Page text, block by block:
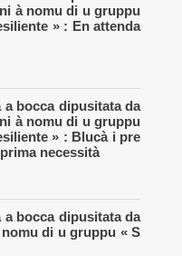
à nomu di u gruppu
» : En attenda
a bocca dipusitata da
à nomu di u gruppu
» : Blucà i pre
necessità
a bocca dipusitata da
di u gruppu « S